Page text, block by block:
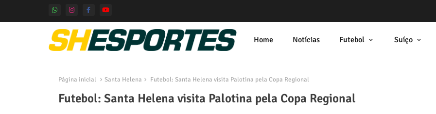
Home Notícias Futebol Suíço
Página inicial Santa Helena Futebol: Santa Helena visita Palotina pela Copa Regional
Futebol: Santa Helena visita Palotina pela Copa Regional